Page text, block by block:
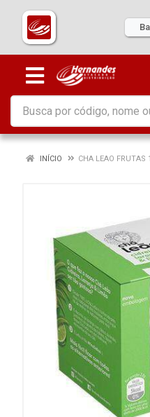
INÍCIO CHA LEAO